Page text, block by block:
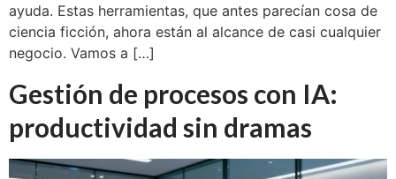
ayuda. Estas herramientas, que antes parecían cosa de
ciencia ficción, ahora están al alcance de casi cualquier
negocio. Vamos a […]
Gestión de procesos con IA:
productividad sin dramas